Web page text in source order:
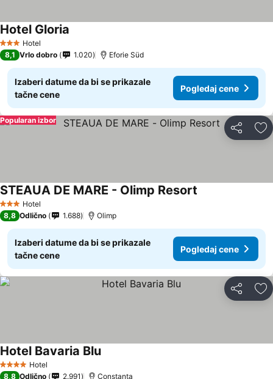
3 Zvezdice
Hotel
Hotel Gloria
8,1 Vrlo dobro 1.020 Eforie Süd
Izaberi datume da bi se prikazale
tačne cene
Pogledaj cene
Deli
Popularan izbor
3 Zvezdice
Hotel
STEAUA DE MARE - Olimp Resort
8,8 Odlično 1.688 Olimp
Izaberi datume da bi se prikazale
tačne cene
Pogledaj cene
Deli
4 ZvezdiceHotel
Hotel Bavaria BluPogledaj cene
8,8 Odlično 2.991 Constanta